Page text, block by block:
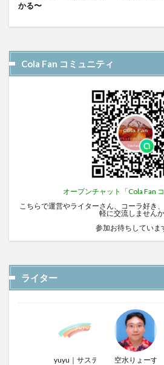
かる〜
Cola Fan コミュニティ
オープンチャット「Cola Fan
こちらで運営やライターさん、コーラ好き
軽に交流しません
参加お待ちしていま
ライター
yuyu｜サステナぶる男空水りょーすけ